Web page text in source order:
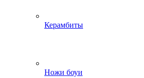
Керамбиты
Ножи боуи